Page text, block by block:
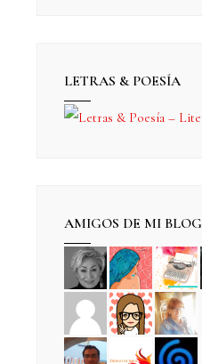
LETRAS & POESÍA
AMIGOS DE MI BLOG